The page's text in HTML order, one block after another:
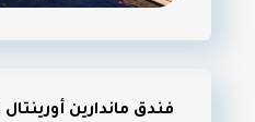
فندق ماندارين